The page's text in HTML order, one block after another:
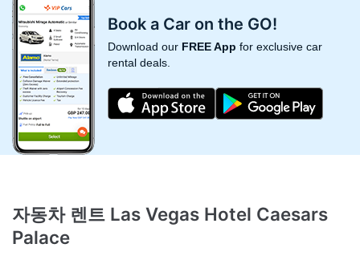
Book a Car on the GO!
Download our FREE App for exclusive car
rental deals.
자동차 렌트 Las Vegas Hotel Caesars
Palace